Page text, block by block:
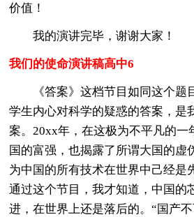
价值！
我的演讲完毕，谢谢大家！
我们的使命演讲稿高中6
《答案》这档节目如同这个题
学生内心对科学的疑惑的答案，是
案。20xx年，在这极为不平凡的一
国的富强，也揭露了所谓大国的虚
为中国的所有技术在世界中己经是
通过这个节目，我才知道，中国的
进，在世界上还是落后的。“国产